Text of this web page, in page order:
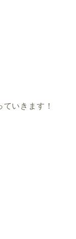
いきます！